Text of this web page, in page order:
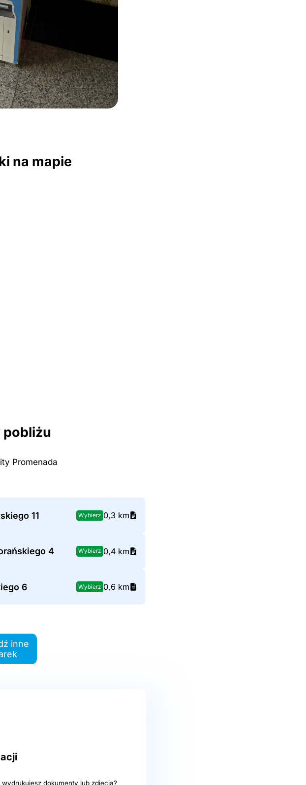
na mapie
pobliżu
Promenada
11 Wybierz 0,3 km
4 Wybierz 0,4 km
6 Wybierz 0,6 km
inne
dokumenty lub zdjęcia?